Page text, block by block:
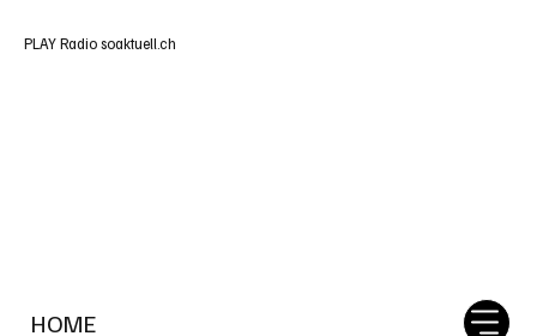
HOME
PLAY Radio soaktuell.ch